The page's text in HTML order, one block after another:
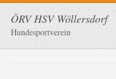
ÖRV HSV Wöllersdorf
Hundesportverein